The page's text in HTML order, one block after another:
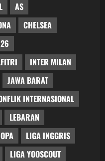
AS
CHELSEA
INTER MILAN
JAWA BARAT
INTERNASIONAL
LEBARAN
LIGA INGGRIS
LIGA YOOSCOUT